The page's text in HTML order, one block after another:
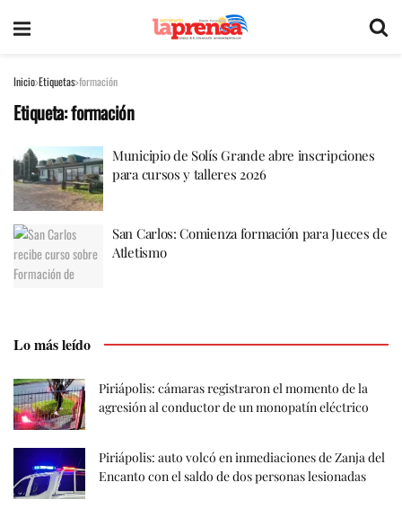
Inicio Etiquetas formación
Etiqueta:formación
Municipio de Solís Grande abre inscripciones
para cursos y talleres 2026
San Carlos: Comienza formación para Jueces de
Atletismo
Lo más leído
Piriápolis: cámaras registraron el momento de la
agresión al conductor de un monopatín eléctrico
Piriápolis: auto volcó en inmediaciones de Zanja del
Encanto con el saldo de dos personas lesionadas